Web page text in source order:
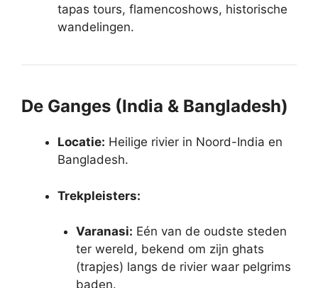
tapas tours, flamencoshows, historische
wandelingen.
De Ganges (India & Bangladesh)
Locatie: Heilige rivier in Noord-India en
Bangladesh.
Trekpleisters:
Varanasi: Eén van de oudste steden
ter wereld, bekend om zijn ghats
(trapjes) langs de rivier waar pelgrims
baden.